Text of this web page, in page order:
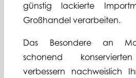
günstig lackierte
Großhandel verarbeiten.
Das Besondere an
schonend
verbessern nachweislich